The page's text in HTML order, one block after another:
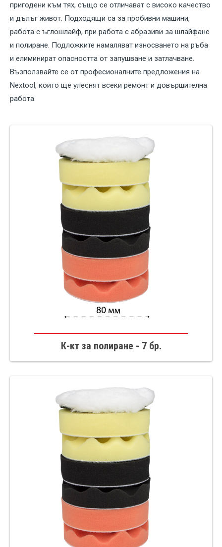
пригодени към тях, също се отличават с високо качество
и дълъг живот. Подходящи са за пробивни машини,
работа с ъглошлайф, при работа с абразиви за шлайфане
и полиране. Подложките намаляват износването на ръба
и елиминират опасността от запушване и затлачване.
Възползвайте се от професионалните предложения на
Nextool, които ще улеснят всеки ремонт и довършителна
работа.
К-кт за полиране - 7 бр.